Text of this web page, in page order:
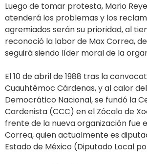
Luego de tomar protesta, Mario
atenderá los problemas y los
agremiados serán su prioridad, al
reconoció la labor de Max Correa,
seguirá siendo líder moral de la
El 10 de abril de 1988 tras la
Cuauhtémoc Cárdenas, y al calor
Democrático Nacional, se fundó la
Cardenista (CCC) en el Zócalo de
frente de la nueva organización fue
Correa, quien actualmente es
Estado de México (Diputado Local